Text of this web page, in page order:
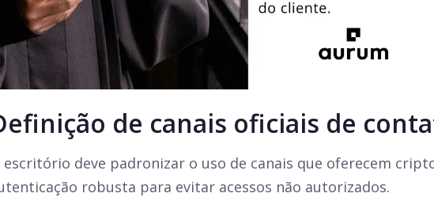
de canais oficiais de
escritório deve padronizar o uso de canais que oferecem
robusta para evitar acessos não autorizados.